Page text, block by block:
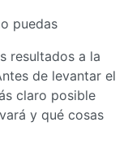
puedas
resultados a la
de levantar el
claro posible
y qué cosas